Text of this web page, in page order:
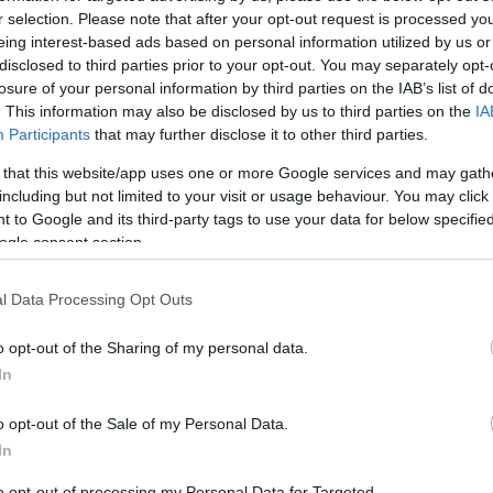
selection. Please note that after your opt-out request is processed
interest-based ads based on personal information utilized by us
to third parties prior to your opt-out. You may separately
of your personal information by third parties on the IAB’s list of
This information may also be disclosed by us to third parties on the
Participants that may further disclose it to other third parties.
that this website/app uses one or more Google services and may
but not limited to your visit or usage behaviour. You may
to Google and its third-party tags to use your data for below
consent section.
Data Processing Opt Outs
opt-out of the Sharing of my personal data.
opt-out of the Sale of my Personal Data.
του jenny.gr στην Google
για αγορά προϊόντων ή υπηρεσιών για όλη σου τη
είναι ο φούρναρης της γειτονιάς είτε ο μανάβης, ο
το Μπρίστολ της Αγγλίας πηγαίνει στον ίδιο
από τη δεκαετία του 1970. Και σε κάθε του
τον καθρέφτη την ώρα που κουρεύεται.